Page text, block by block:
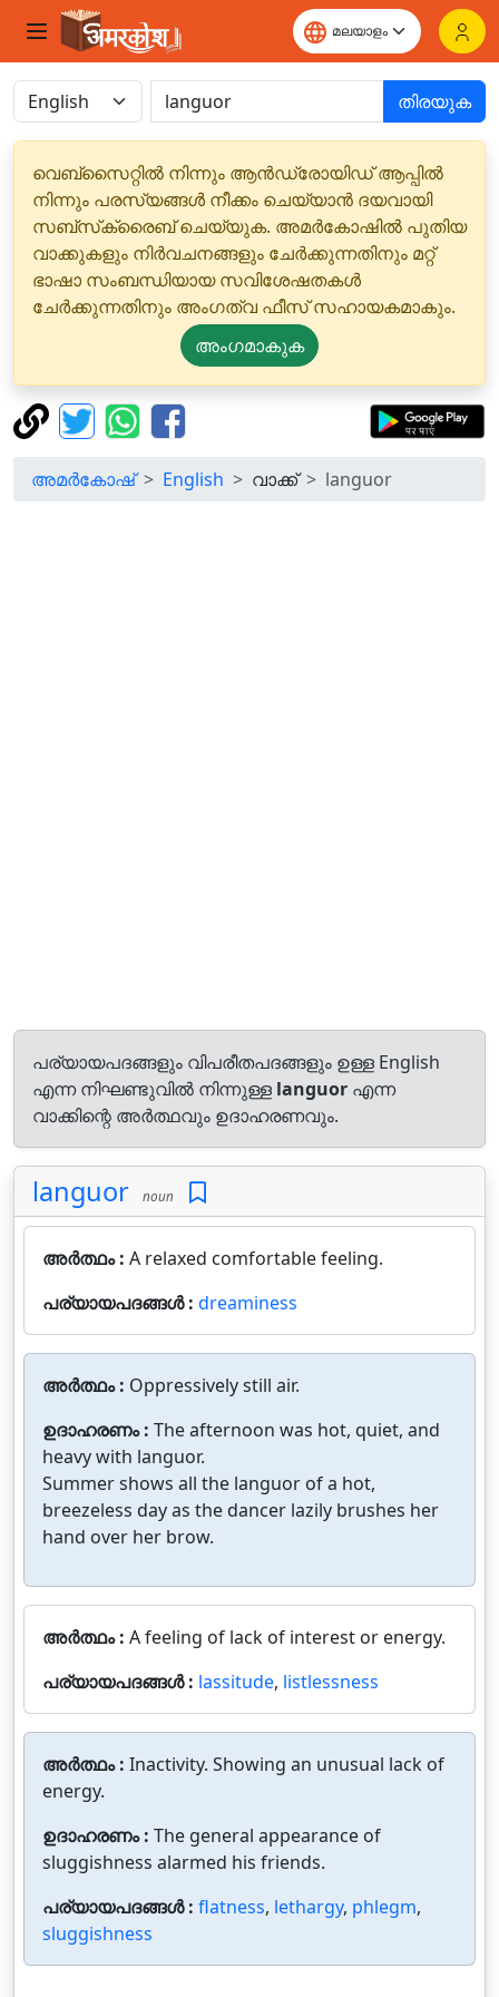
തിരയുക
വെബ്‌സൈറ്റിൽ നിന്നും ആൻഡ്രോയിഡ് ആപ്പിൽ
നിന്നും പരസ്യങ്ങൾ നീക്കം ചെയ്യാൻ ദയവായി
സബ്‌സ്‌ക്രൈബ് ചെയ്യുക. അമർകോഷിൽ പുതിയ
വാക്കുകളും നിർവചനങ്ങളും ചേർക്കുന്നതിനും മറ്റ്
ഭാഷാ സംബന്ധിയായ സവിശേഷതകൾ
ചേർക്കുന്നതിനും അംഗത്വ ഫീസ് സഹായകമാകും.
അംഗമാകുക
അമർകോഷ് English വാക്ക് languor
പര്യായപദങ്ങളും വിപരീതപദങ്ങളും ഉള്ള English
എന്ന നിഘണ്ടുവിൽ നിന്നുള്ള languor എന്ന
വാക്കിന്റെ അർത്ഥവും ഉദാഹരണവും.
languor noun
അർത്ഥം : A relaxed comfortable feeling.
പര്യായപദങ്ങൾ : dreaminess
അർത്ഥം : Oppressively still air.
ഉദാഹരണം : The afternoon was hot, quiet, and
heavy with languor.
Summer shows all the languor of a hot,
breezeless day as the dancer lazily brushes her
hand over her brow.
അർത്ഥം : A feeling of lack of interest or energy.
പര്യായപദങ്ങൾ : lassitude, listlessness
അർത്ഥം : Inactivity. Showing an unusual lack of
energy.
ഉദാഹരണം : The general appearance of
sluggishness alarmed his friends.
പര്യായപദങ്ങൾ : flatness, lethargy, phlegm,
sluggishness